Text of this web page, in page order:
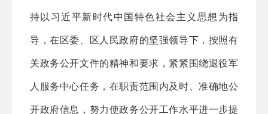
持以习近平新时代中国特色社会主义思想为指
导，在区委、区人民政府的坚强领导下，按照有
关政务公开文件的精神和要求，紧紧围绕退役军
人服务中心任务，在职责范围内及时、准确地公
开政府信息，努力使政务公开工作水平进一步提